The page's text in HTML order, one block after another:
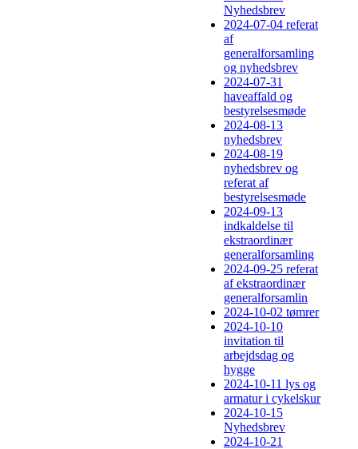
Nyhedsbrev
2024-07-04 referat
af
generalforsamling
og nyhedsbrev
2024-07-31
haveaffald og
bestyrelsesmøde
2024-08-13
nyhedsbrev
2024-08-19
nyhedsbrev og
referat af
bestyrelsesmøde
2024-09-13
indkaldelse til
ekstraordinær
generalforsamling
2024-09-25 referat
af ekstraordinær
generalforsamlin
2024-10-02 tømrer
2024-10-10
invitation til
arbejdsdag og
hygge
2024-10-11 lys og
armatur i cykelskur
2024-10-15
Nyhedsbrev
2024-10-21